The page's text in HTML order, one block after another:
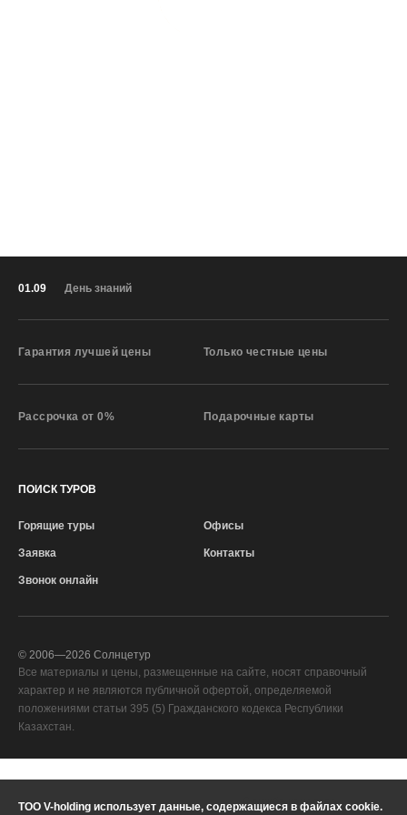
ТОО V-holding использует данные, содержащиеся в файлах cookie.
01.09 День знаний
Гарантия лучшей цены Только честные цены
Рассрочка от 0% Подарочные карты
ПОИСК ТУРОВ
Горящие туры
Заявка
Звонок онлайн
Офисы
Контакты
© 2006—2026 Солнцетур
Все материалы и цены, размещенные на сайте, носят справочный
характер и не являются публичной офертой, определяемой
положениями статьи 395 (5) Гражданского кодекса Республики
Казахстан.
Ваш регион — Служба качества